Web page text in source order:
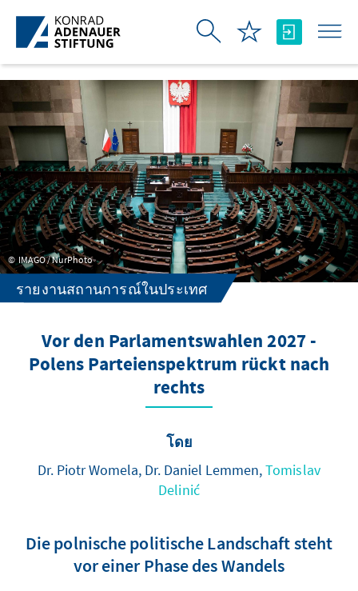
Skip to Main Content
IMAGO / NurPhoto
รายงานสถานการณ์ในประเทศ
Vor den Parlamentswahlen 2027 -
Polens Parteienspektrum rückt nach
rechts
โดย
Dr. Piotr Womela, Dr. Daniel Lemmen,Tomislav
Delinić
Die polnische politische Landschaft steht
vor einer Phase des Wandels